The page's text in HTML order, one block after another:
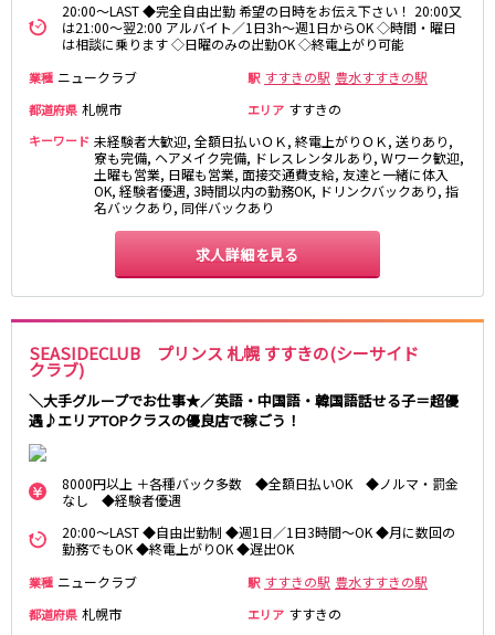
20:00～LAST ◆完全自由出勤 希望の日時をお伝え下さい！ 20:00又
は21:00～翌2:00 アルバイト／1日3h～週1日からOK ◇時間・曜日
は相談に乗ります ◇日曜のみの出勤OK ◇終電上がり可能
業種 ニュークラブ 駅 すすきの駅 豊水すすきの駅
都道府県 札幌市 エリア すすきの
キーワード 未経験者大歓迎, 全額日払いＯＫ, 終電上がりＯＫ, 送りあり,
寮も完備, ヘアメイク完備, ドレスレンタルあり, Wワーク歓迎,
土曜も営業, 日曜も営業, 面接交通費支給, 友達と一緒に体入
OK, 経験者優遇, 3時間以内の勤務OK, ドリンクバックあり, 指
名バックあり, 同伴バックあり
求人詳細を見る
SEASIDECLUB プリンス 札幌 すすきの(シーサイド
クラブ)
＼大手グループでお仕事★／英語・中国語・韓国語話せる子＝超優
遇♪エリアTOPクラスの優良店で稼ごう！
8000円以上 ＋各種バック多数 ◆全額日払いOK ◆ノルマ・罰金
なし ◆経験者優遇
20:00～LAST ◆自由出勤制 ◆週1日／1日3時間～OK ◆月に数回の
勤務でもOK ◆終電上がりOK ◆遅出OK
業種 ニュークラブ 駅 すすきの駅 豊水すすきの駅
都道府県 札幌市 エリア すすきの